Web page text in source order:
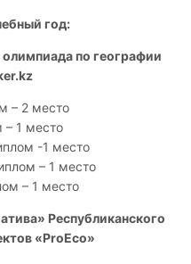
год:
олимпиада по географии
.kz
– 2 место
1 место
-1 место
– 1 место
– 1 место
Республиканского
«ProEco»